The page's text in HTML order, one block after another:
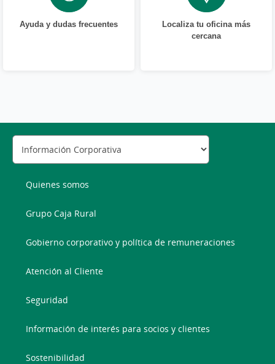
Ayuda y dudas frecuentes
Localiza tu oficina más
cercana
Quienes somos
Grupo Caja Rural
Gobierno corporativo y política de remuneraciones
Atención al Cliente
Seguridad
Información de interés para socios y clientes
Sostenibilidad